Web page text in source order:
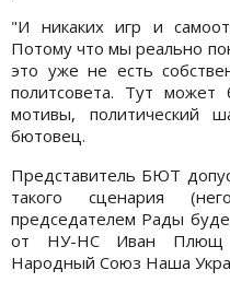
"И никаких игр и
Потому что мы реально
это уже не есть
политсовета. Тут может
мотивы, политический
бютовец.
Представитель БЮТ
такого сценария
председателем Рады
от НУ-НС Иван Плющ
Народный Союз Наша